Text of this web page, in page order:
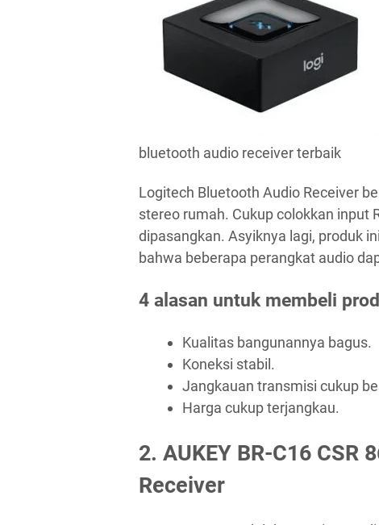
bluetooth audio receiver terbaik
Logitech Bluetooth Audio Receiver
stereo rumah. Cukup colokkan input
dipasangkan. Asyiknya lagi, produk
bahwa beberapa perangkat audio
4 alasan untuk membeli
Kualitas bangunannya bagus.
Koneksi stabil.
Jangkauan transmisi cukup
Harga cukup terjangkau.
2. AUKEY BR-C16 CSR
Receiver